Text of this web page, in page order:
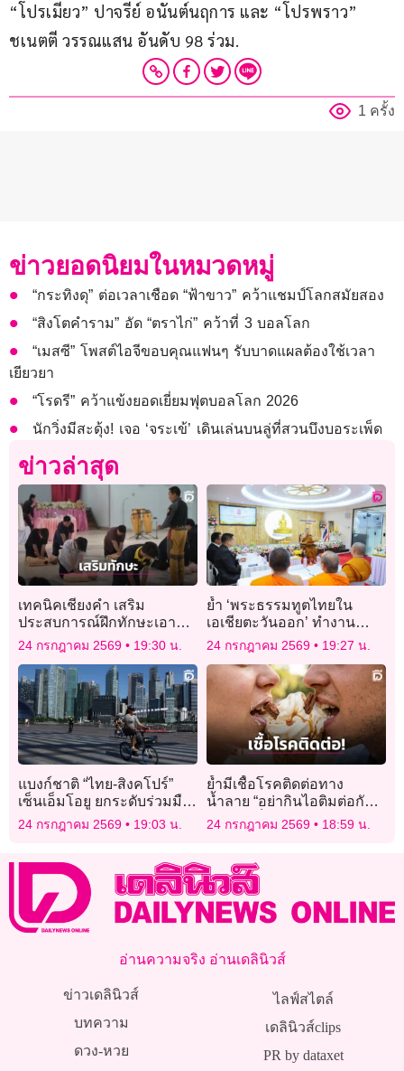
“โปรเมียว” ปาจรีย์ อนันต์นฤการ และ “โปรพราว”
ชเนตตี วรรณแสน อันดับ 98 ร่วม.
1 ครั้ง
ข่าวยอดนิยมในหมวดหมู่
“กระทิงดุ” ต่อเวลาเชือด “ฟ้าขาว” คว้าแชมป์โลกสมัยสอง
“สิงโตคำราม” อัด “ตราไก่” คว้าที่ 3 บอลโลก
“เมสซี” โพสต์ไอจีขอบคุณแฟนๆ รับบาดแผลต้องใช้เวลา
เยียวยา
“โรดรี” คว้าแข้งยอดเยี่ยมฟุตบอลโลก 2026
นักวิ่งมีสะดุ้ง! เจอ ‘จระเข้’ เดินเล่นบนลู่ที่สวนบึงบอระเพ็ด
ข่าวล่าสุด
เทคนิคเชียงคำ เสริม
ประสบการณ์ฝึกทักษะเอาตัว
รอดพร้อมทดสอบดับไฟจาก
แก๊สรั่ว
24 กรกฎาคม 2569 19:30 น.
ย้ำ ‘พระธรรมทูตไทยใน
เอเชียตะวันออก’ ทำงาน
เผยแผ่ต้องยึดพระธรรมวินัย-
กฎหมายแต่ละประเทศ
24 กรกฎาคม 2569 19:27 น.
แบงก์ชาติ “ไทย-สิงคโปร์”
เซ็นเอ็มโอยู ยกระดับร่วมมือ
ไซเบอร์ สกัดโกงดิจิทัล
24 กรกฎาคม 2569 19:03 น.
ย้ำมีเชื้อโรคติดต่อทาง
น้ำลาย “อย่ากินไอติมต่อกัน”
ไม่ควรเห็นคนดังทำจนกลาย
เป็นเรื่องตลก!
24 กรกฎาคม 2569 18:59 น.
อ่านความจริง อ่านเดลินิวส์
ข่าวเดลินิวส์
บทความ
ดวง-หวย
ไลฟ์สไตล์
เดลินิวส์clips
PR by dataxet